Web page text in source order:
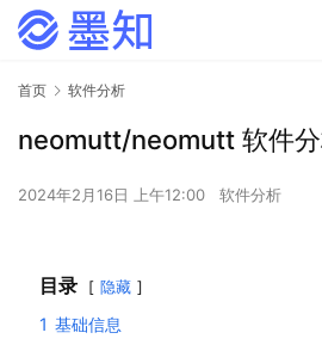
首页 软件分析
neomutt/neomutt 软件
2024年2月16日 上午12:00 软件分析
目录 隐藏
1 基础信息